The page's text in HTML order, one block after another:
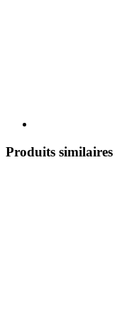
Produits similaires